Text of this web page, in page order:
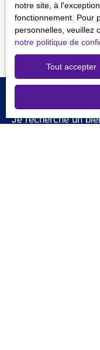
Je recherche un
notre site, à
fonctionnement. Pour
personnelles, veuillez
notre politique de
Tout accepter